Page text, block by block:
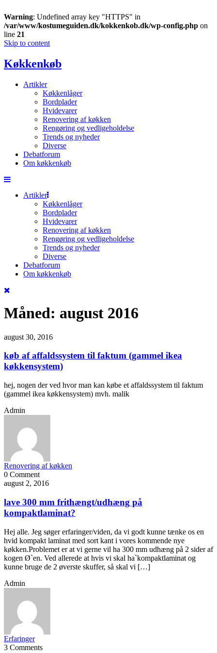
Warning: Undefined array key "HTTPS" in
/var/www/kostumeguiden.dk/kokkenkob.dk/wp-config.php on
line 21
Skip to content
Køkkenkøb
Artikler
Køkkenlåger
Bordplader
Hvidevarer
Renovering af køkken
Rengøring og vedligeholdelse
Trends og nyheder
Diverse
Debatforum
Om køkkenkøb
Artikler
Køkkenlåger
Bordplader
Hvidevarer
Renovering af køkken
Rengøring og vedligeholdelse
Trends og nyheder
Diverse
Debatforum
Om køkkenkøb
Måned: august 2016
august 30, 2016
køb af affaldssystem til faktum (gammel ikea
køkkensystem)
hej, nogen der ved hvor man kan købe et affaldssystem til faktum
(gammel ikea køkkensystem) mvh. malik
Admin
Renovering af køkken
0 Comment
august 2, 2016
lave 300 mm frithængt/udhæng på
kompaktlaminat?
Hej alle. Jeg søger erfaringer/viden, da vi godt kunne tænke os en
hvid kompakt laminat med sort kant i vores kommende nye
køkken.Problemet er at vi gerne vil ha 300 mm udhæng på 2 sider af
kogen Ø`en. Ved allerede at hvis vi skal ha`kompaktlaminat og
kunne bruge de 2 øverste skuffer, så skal vi […]
Admin
Erfaringer
3 Comments